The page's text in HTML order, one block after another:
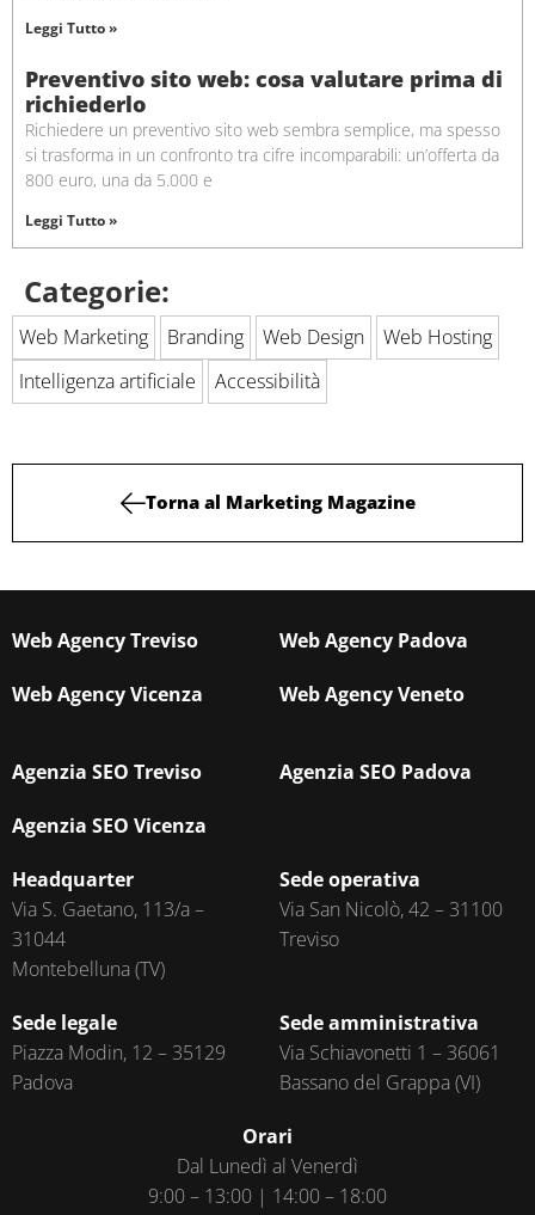
Leggi Tutto »
Preventivo sito web: cosa valutare prima di
richiederlo
Richiedere un preventivo sito web sembra semplice, ma spesso
si trasforma in un confronto tra cifre incomparabili: un’offerta da
800 euro, una da 5.000 e
Leggi Tutto »
Categorie:
Web Marketing Branding Web Design
Web Hosting
Intelligenza artificiale
Accessibilità
Torna al Marketing Magazine
Web Agency Treviso Web Agency Padova
Web Agency Vicenza Web Agency Veneto
Agenzia SEO Treviso Agenzia SEO Padova
Agenzia SEO Vicenza
Headquarter
Via S. Gaetano, 113/a –
31044
Montebelluna (TV)
Sede operativa
Via San Nicolò, 42 – 31100
Treviso
Sede legale
Piazza Modin, 12 – 35129
Padova
Sede amministrativa
Via Schiavonetti 1 – 36061
Bassano del Grappa (VI)
Orari
Dal Lunedì al Venerdì
9:00 – 13:00 | 14:00 – 18:00